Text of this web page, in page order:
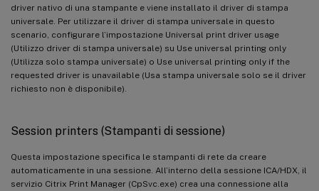
driver nativo di una stampante e viene installato il driver di stampa
universale. Per utilizzare il driver di stampa universale in questo
scenario, configurare l’impostazione Universal print driver usage
(Utilizzo driver di stampa universale) su Use universal printing only
(Utilizza solo stampa universale) o Use universal printing only if the
requested driver is unavailable (Usa stampa universale solo se il driver
richiesto non è disponibile).
Session printers (Stampanti di sessione)
Questa impostazione specifica le stampanti di rete da creare
automaticamente in una sessione. All’interno della sessione ICA/HDX, il
servizio Citrix Print Manager (CpSvc.exe) crea una connessione alla